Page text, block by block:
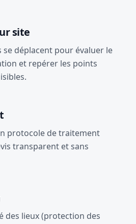
site
se déplacent pour évaluer le
et repérer les points
protocole de traitement
transparent et sans
des lieux (protection des